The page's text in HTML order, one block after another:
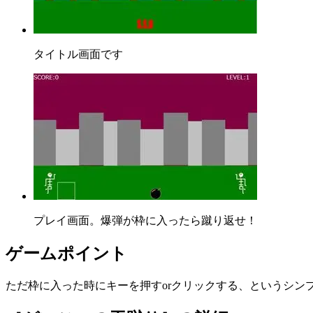
タイトル画面です
プレイ画面。爆弾が枠に入ったら蹴り返せ！
ゲームポイント
ただ枠に入った時にキーを押すorクリックする、というシン